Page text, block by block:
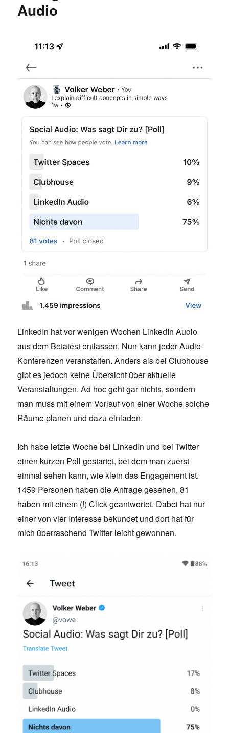
Audio
LinkedIn hat vor wenigen Wochen LinkedIn Audio
aus dem Betatest entlassen. Nun kann jeder Audio-
Konferenzen veranstalten. Anders als bei Clubhouse
gibt es jedoch keine Übersicht über aktuelle
Veranstaltungen. Ad hoc geht gar nichts, sondern
man muss mit einem Vorlauf von einer Woche solche
Räume planen und dazu einladen.
Ich habe letzte Woche bei LinkedIn und bei Twitter
einen kurzen Poll gestartet, bei dem man zuerst
einmal sehen kann, wie klein das Engagement ist.
1459 Personen haben die Anfrage gesehen, 81
haben mit einem (!) Click geantwortet. Dabei hat nur
einer von vier Interesse bekundet und dort hat für
mich überraschend Twitter leicht gewonnen.